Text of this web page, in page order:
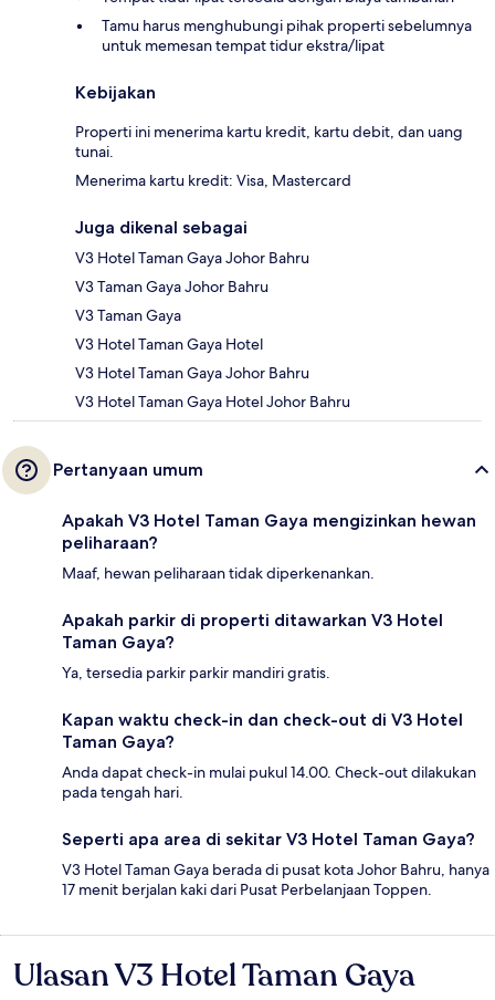
Tamu harus menghubungi pihak properti sebelumnya
untuk memesan tempat tidur ekstra/lipat
Kebijakan
Properti ini menerima kartu kredit, kartu debit, dan uang
tunai.
Menerima kartu kredit: Visa, Mastercard
Juga dikenal sebagai
V3 Hotel Taman Gaya Johor Bahru
V3 Taman Gaya Johor Bahru
V3 Taman Gaya
V3 Hotel Taman Gaya Hotel
V3 Hotel Taman Gaya Johor Bahru
V3 Hotel Taman Gaya Hotel Johor Bahru
Pertanyaan umum
Apakah V3 Hotel Taman Gaya mengizinkan hewan
peliharaan?
Maaf, hewan peliharaan tidak diperkenankan.
Apakah parkir di properti ditawarkan V3 Hotel
Taman Gaya?
Ya, tersedia parkir parkir mandiri gratis.
Kapan waktu check-in dan check-out di V3 Hotel
Taman Gaya?
Anda dapat check-in mulai pukul 14.00. Check-out dilakukan
pada tengah hari.
Seperti apa area di sekitar V3 Hotel Taman Gaya?
V3 Hotel Taman Gaya berada di pusat kota Johor Bahru, hanya
17 menit berjalan kaki dari Pusat Perbelanjaan Toppen.
Ulasan
Ulasan V3 Hotel Taman Gaya